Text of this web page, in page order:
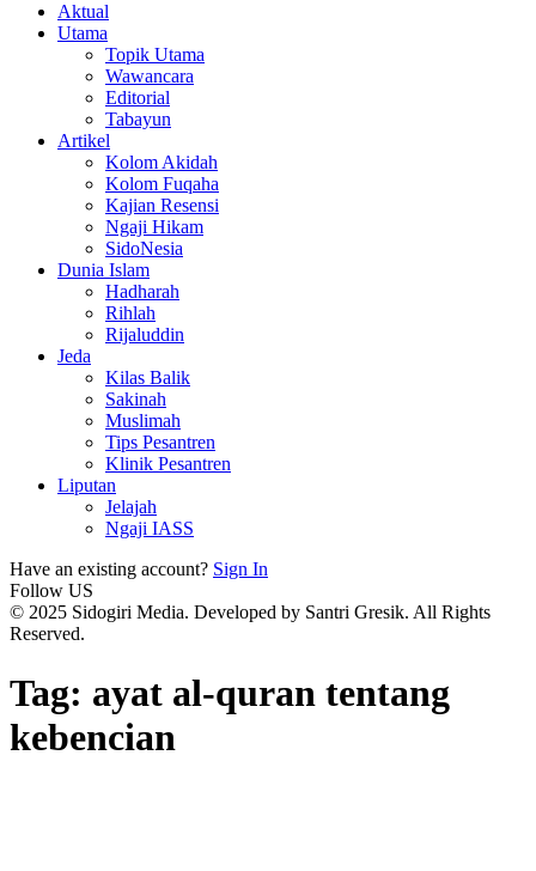
Aktual
Utama
Topik Utama
Wawancara
Editorial
Tabayun
Artikel
Kolom Akidah
Kolom Fuqaha
Kajian Resensi
Ngaji Hikam
SidoNesia
Dunia Islam
Hadharah
Rihlah
Rijaluddin
Jeda
Kilas Balik
Sakinah
Muslimah
Tips Pesantren
Klinik Pesantren
Liputan
Jelajah
Ngaji IASS
Have an existing account? Sign In
Follow US
© 2025 Sidogiri Media. Developed by Santri Gresik. All Rights
Reserved.
Tag: ayat al-quran tentang
kebencian